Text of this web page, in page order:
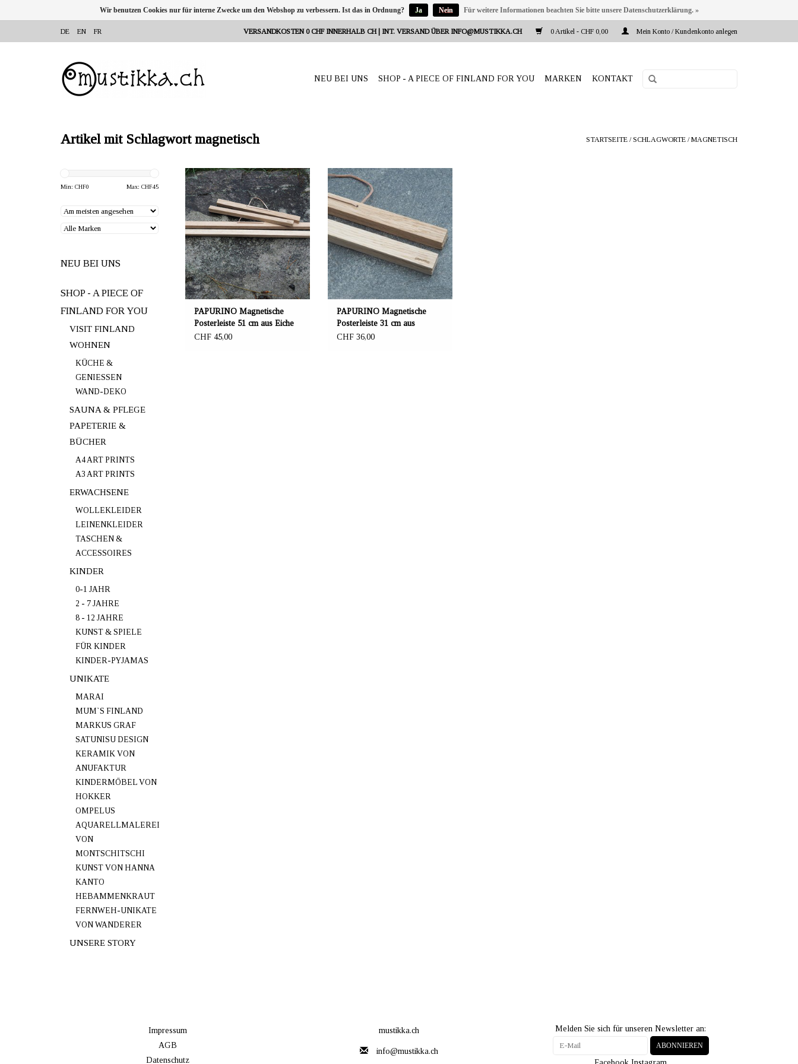
DE EN FR VERSANDKOSTEN 0 CHF INNERHALB CH | INT. VERSAND ÜBER INFO@MUSTIKKA.CH 0 Artikel - CHF 0,00 Mein Konto / Kundenkonto anlegen
NEU BEI UNS SHOP - A PIECE OF FINLAND FOR YOU MARKEN KONTAKT
Artikel mit Schlagwort magnetisch STARTSEITE /SCHLAGWORTE /MAGNETISCH
Min: CHF0 Max: CHF45
NEU BEI UNS
SHOP - A PIECE OF
FINLAND FOR YOU
VISIT FINLAND
WOHNEN
KÜCHE &
GENIESSEN
WAND-DEKO
SAUNA & PFLEGE
PAPETERIE &
BÜCHER
A4 ART PRINTS
A3 ART PRINTS
ERWACHSENE
WOLLEKLEIDER
LEINENKLEIDER
TASCHEN &
ACCESSOIRES
KINDER
0-1 JAHR
2 - 7 JAHRE
8 - 12 JAHRE
KUNST & SPIELE
FÜR KINDER
KINDER-PYJAMAS
UNIKATE
MARAI
MUM`S FINLAND
MARKUS GRAF
SATUNISU DESIGN
KERAMIK VON
ANUFAKTUR
KINDERMÖBEL VON
HOKKER
OMPELUS
AQUARELLMALEREI
VON
MONTSCHITSCHI
KUNST VON HANNA
KANTO
HEBAMMENKRAUT
FERNWEH-UNIKATE
VON WANDERER
UNSERE STORY
ANBIETER: mustikka.ch Reeta Nagel,
Frauenfeld, Schweiz
Diese Magnetleiste ist für Posters in der
Grösse 50 x 70 cm geeignet. Einfach
zu verwenden: Poster zwischen den
Holzstäben platzieren, die Magnete
fassen die Stäbe zusammen.
PAPURINO Magnetische
Posterleiste 51 cm aus Eiche
CHF 45,00
ANBIETER: mustikka.ch Reeta Nagel,
Frauenfeld, Schweiz
Diese Magnetleiste ist für Posters in der
Grösse 30 x 40 cm geeignet. Einfach
zu verwenden: Poster zwischen den
Holzstäben platzieren, die Magnete
fassen die Stäbe zusammen.
PAPURINO Magnetische
Posterleiste 31 cm aus
Eiche/Birke
CHF 36,00
Impressum
AGB
Datenschutz
mustikka.ch
info@mustikka.ch
Melden Sie sich für unseren Newsletter an:
ABONNIEREN
Wir benutzen Cookies nur für interne Zwecke um den Webshop zu verbessern. Ist das in Ordnung? Ja Nein Für weitere Informationen beachten Sie bitte unsere Datenschutzerklärung. »